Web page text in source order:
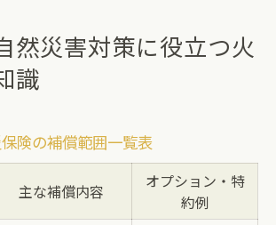
然災害対策に役立つ火
識
険の補償範囲一覧表
主な補償内容
オプション・特
約例